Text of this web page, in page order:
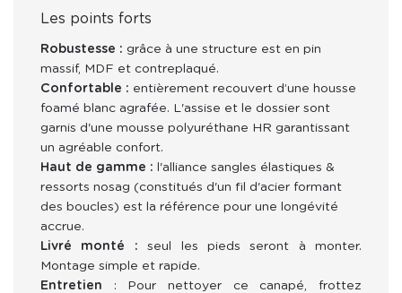
Les points forts
Robustesse : grâce à une structure est en pin
massif, MDF et contreplaqué.
Confortable : entièrement recouvert d’une housse
foamé blanc agrafée. L'assise et le dossier sont
garnis d'une mousse polyuréthane HR garantissant
un agréable confort.
Haut de gamme : l'alliance sangles élastiques &
ressorts nosag (constitués d'un fil d'acier formant
des boucles) est la référence pour une longévité
accrue.
Livré monté : seul les pieds seront à monter.
Montage simple et rapide.
Entretien : Pour nettoyer ce canapé, frottez